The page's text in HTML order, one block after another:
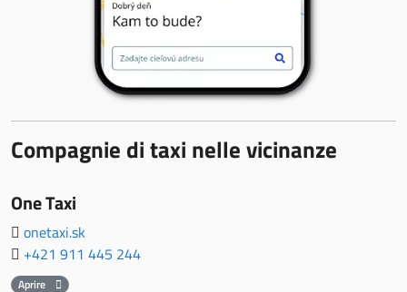
Compagnie di taxi nelle vicinanze
One Taxi
onetaxi.sk
+421 911 445 244
Aprire